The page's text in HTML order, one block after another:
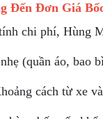
Đến Đơn Giá
chi phí, Hùng
(quần áo, bao
cách từ xe